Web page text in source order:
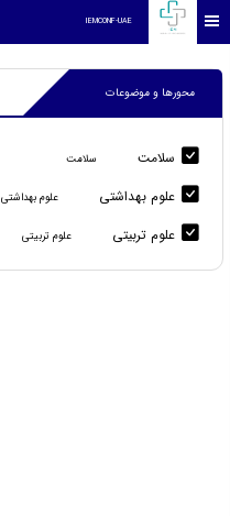
IEMCONF-UAE
محورها و موضوعات
سلامت سلامت
علوم بهداشتی علوم بهداشتی
علوم تربیتی علوم تربیتی